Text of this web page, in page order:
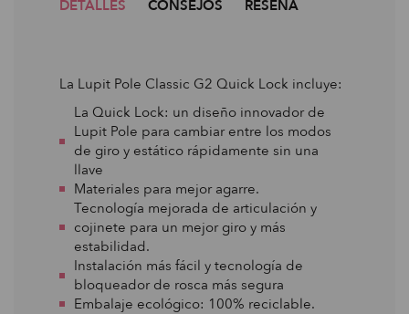
DETALLES CONSEJOS RESEÑA
La Lupit Pole Classic G2 Quick Lock incluye:
La Quick Lock: un diseño innovador de
Lupit Pole para cambiar entre los modos
de giro y estático rápidamente sin una
llave
Materiales para mejor agarre.
Tecnología mejorada de articulación y
cojinete para un mejor giro y más
estabilidad.
Instalación más fácil y tecnología de
bloqueador de rosca más segura
Embalaje ecológico: 100% reciclable.